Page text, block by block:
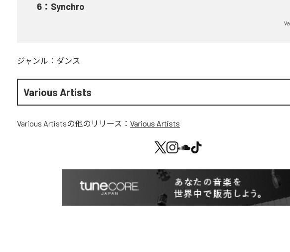
6 ： Synchro
ジャンル： ダンス
Various Artists
Various Artistsの他のリリース： Various Artists